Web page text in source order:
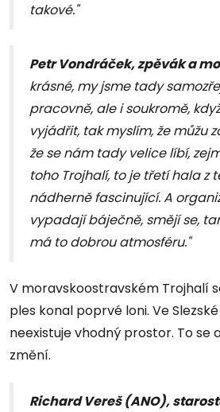
takové."
Petr Vondráček, zpěvák a
krásné, my jsme tady
pracovně, ale i soukromě,
vyjádřit, tak myslím, že můžu
že se nám tady velice líbí,
toho Trojhalí, to je třetí hala z
nádherně fascinující. A
vypadají báječně, smějí se,
má to dobrou atmosféru."
V moravskoostravském Trojhalí
ples konal poprvé loni. Ve
neexistuje vhodný prostor. To se
změní.
Richard Vereš (ANO),